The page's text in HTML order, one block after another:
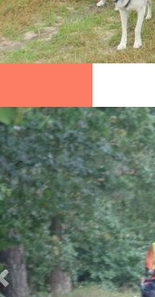
Previous